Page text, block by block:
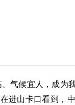
气候宜人，成为
进山卡口看到，